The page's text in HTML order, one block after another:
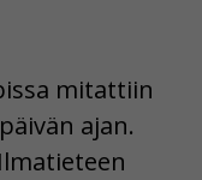
mitattiin
ajan.